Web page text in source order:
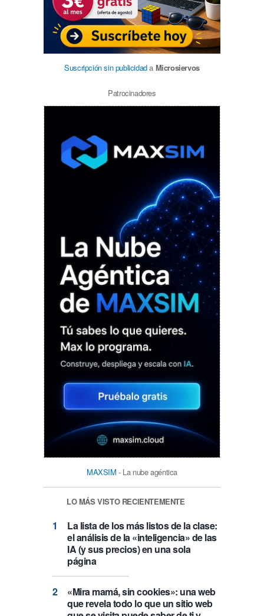
Suscripción sin publicidada Microsiervos
Patrocinadores
MAXSIM - La nube agéntica
LO MÁS VISTO RECIENTEMENTE
La lista de los más listos de la clase:
el análisis de la «inteligencia» de las
IA (y sus precios) en una sola
página
«Mira mamá, sin cookies»: una web
que revela todo lo que un sitio web